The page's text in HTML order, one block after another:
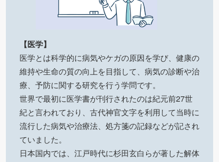
【医学】
医学とは科学的に病気やケガの原因を学び、健康の
維持や生命の質の向上を目指して、病気の診断や治
療、予防に関する研究を行う学問です。
世界で最初に医学書が刊行されたのは紀元前27世
紀と言われており、古代神官文字を利用して当時に
流行した病気や治療法、処方箋の記録などが記され
ていました。
日本国内では、江戸時代に杉田玄白らが著した解体